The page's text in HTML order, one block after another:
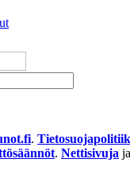
.
. Nettisivuja